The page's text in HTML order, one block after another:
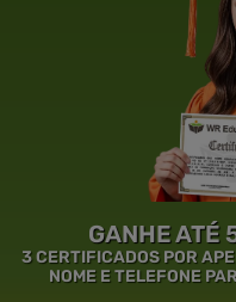
GANHE ATÉ
3 CERTIFICADOS POR
NOME E TELEFONE